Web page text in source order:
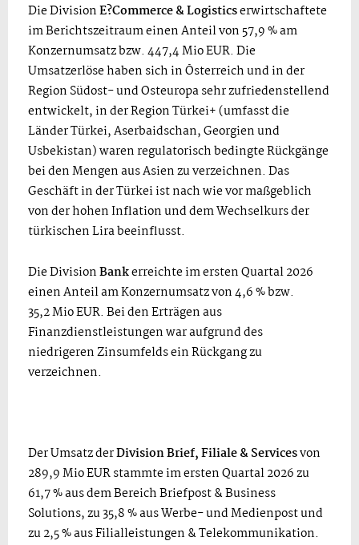
Die DivisionE?Commerce & Logisticserwirtschaftete
im Berichtszeitraum einen Anteil von 57,9 % am
Konzernumsatz bzw. 447,4 Mio EUR. Die
Umsatzerlöse haben sich in Österreich und in der
Region Südost- und Osteuropa sehr zufriedenstellend
entwickelt, in der Region Türkei+ (umfasst die
Länder Türkei, Aserbaidschan, Georgien und
Usbekistan) waren regulatorisch bedingte Rückgänge
bei den Mengen aus Asien zu verzeichnen. Das
Geschäft in der Türkei ist nach wie vor maßgeblich
von der hohen Inflation und dem Wechselkurs der
türkischen Lira beeinflusst.
Die DivisionBankerreichte im ersten Quartal 2026
einen Anteil am Konzernumsatz von 4,6 % bzw.
35,2 Mio EUR. Bei den Erträgen aus
Finanzdienstleistungen war aufgrund des
niedrigeren Zinsumfelds ein Rückgang zu
verzeichnen.
Der Umsatz derDivision Brief, Filiale & Servicesvon
289,9 Mio EUR stammte im ersten Quartal 2026 zu
61,7 % aus dem Bereich Briefpost & Business
Solutions, zu 35,8 % aus Werbe- und Medienpost und
zu 2,5 % aus Filialleistungen & Telekommunikation.